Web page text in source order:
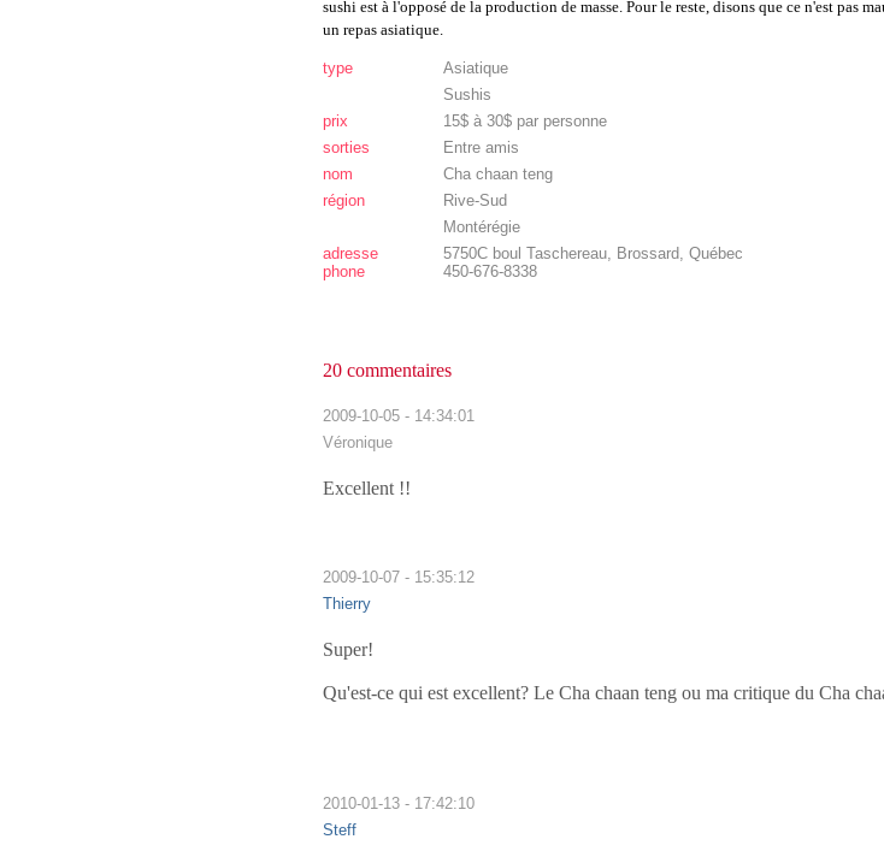
sushi est à l'opposé de la production de masse. Pour le reste, disons que ce n'est pas
un repas asiatique.
type
Asiatique
Sushis
prix
15$ à 30$ par personne
sorties
Entre amis
nom
Cha chaan teng
région
Rive-Sud
Montérégie
adresse
phone
5750C boul Taschereau, Brossard, Québec
450-676-8338
20 commentaires
2009-10-05 - 14:34:01
Véronique
Excellent !!
2009-10-07 - 15:35:12
Thierry
Super!
Qu'est-ce qui est excellent? Le Cha chaan teng ou ma critique du Cha
2010-01-13 - 17:42:10
Steff